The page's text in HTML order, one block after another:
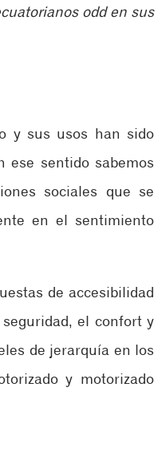
odd en sus
y sus usos han sido
ese sentido sabemos
sociales que se
en el sentimiento
de accesibilidad
el confort y
de jerarquía en los
y motorizado